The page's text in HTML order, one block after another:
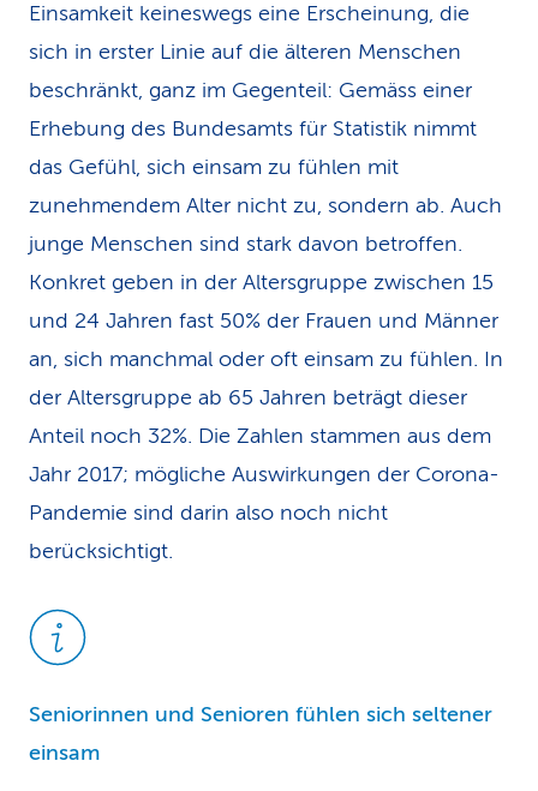
Einsamkeit keineswegs eine Erscheinung, die
sich in erster Linie auf die älteren Menschen
beschränkt, ganz im Gegenteil: Gemäss einer
Erhebung des Bundesamts für Statistik nimmt
das Gefühl, sich einsam zu fühlen mit
zunehmendem Alter nicht zu, sondern ab. Auch
junge Menschen sind stark davon betroffen.
Konkret geben in der Altersgruppe zwischen 15
und 24 Jahren fast 50% der Frauen und Männer
an, sich manchmal oder oft einsam zu fühlen. In
der Altersgruppe ab 65 Jahren beträgt dieser
Anteil noch 32%. Die Zahlen stammen aus dem
Jahr 2017; mögliche Auswirkungen der Corona-
Pandemie sind darin also noch nicht
berücksichtigt.
Seniorinnen und Senioren fühlen sich seltener
einsam